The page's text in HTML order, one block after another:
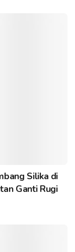
Silika di
Ganti Rugi